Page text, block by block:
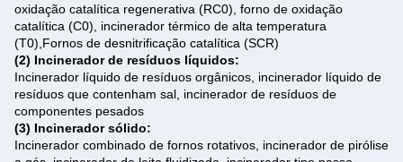
oxidação catalítica regenerativa (RC0), forno de oxidação
catalítica (C0), incinerador térmico de alta temperatura
(T0),Fornos de desnitrificação catalítica (SCR)
(2) Incinerador de resíduos líquidos:
Incinerador líquido de resíduos orgânicos, incinerador líquido de
resíduos que contenham sal, incinerador de resíduos de
componentes pesados
(3) Incinerador sólido:
Incinerador combinado de fornos rotativos, incinerador de pirólise